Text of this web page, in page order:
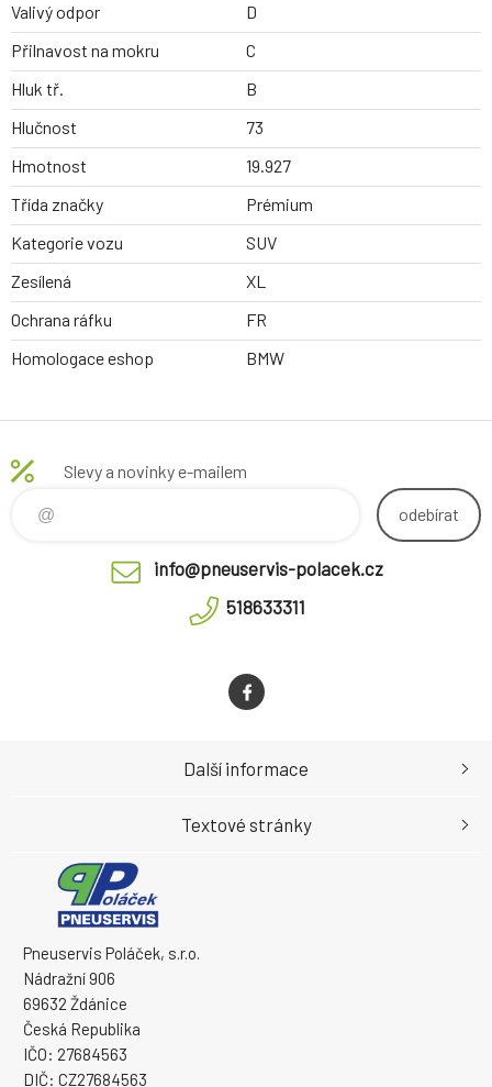
Valivý odpor
D
Přilnavost na mokru
C
Hluk tř.
B
Hlučnost
73
Hmotnost
19.927
Třída značky
Prémium
Kategorie vozu
SUV
Zesílená
XL
Ochrana ráfku
FR
Homologace eshop
BMW
Slevy a novinky e-mailem
odebírat
info@pneuservis-polacek.cz
518633311
Pneuservis Poláček, s.r.o.
Nádražní 906
69632 Ždánice
Česká Republika
IČO: 27684563
DIČ: CZ27684563
Další informace
Textové stránky